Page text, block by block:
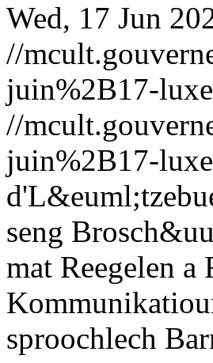
Wed, 17 Jun
//
juin%2B17-
//
juin%2B17-
seng
mat Reegelen
sproochlech